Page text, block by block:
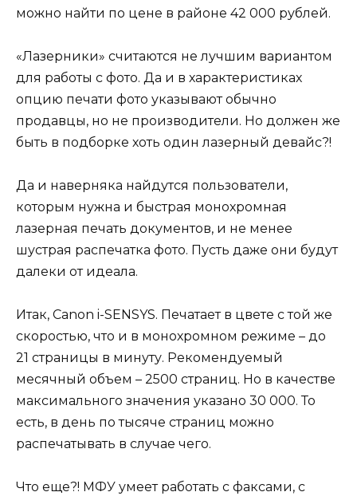
можно найти по цене в районе 42 000 рублей.
«Лазерники» считаются не лучшим вариантом
для работы с фото. Да и в характеристиках
опцию печати фото указывают обычно
продавцы, но не производители. Но должен же
быть в подборке хоть один лазерный девайс?!
Да и наверняка найдутся пользователи,
которым нужна и быстрая монохромная
лазерная печать документов, и не менее
шустрая распечатка фото. Пусть даже они будут
далеки от идеала.
Итак, Canon i-SENSYS. Печатает в цвете с той же
скоростью, что и в монохромном режиме – до
21 страницы в минуту. Рекомендуемый
месячный объем – 2500 страниц. Но в качестве
максимального значения указано 30 000. То
есть, в день по тысяче страниц можно
распечатывать в случае чего.
Что еще?! МФУ умеет работать с факсами, с